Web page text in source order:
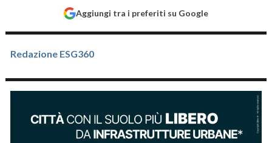
Aggiungi tra i preferiti su Google
Redazione ESG360